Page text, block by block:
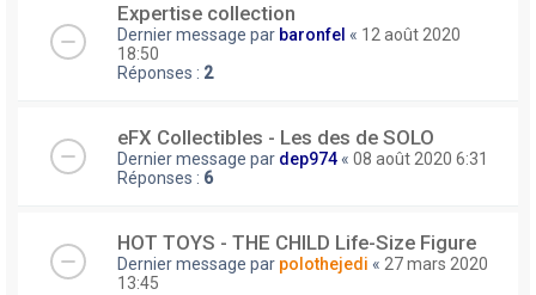
Expertise collection
Dernier message par baronfel « 12 août 2020
18:50
Réponses : 2
eFX Collectibles - Les des de SOLO
Dernier message par dep974 « 08 août 2020 6:31
Réponses : 6
HOT TOYS - THE CHILD Life-Size Figure
Dernier message par polothejedi « 27 mars 2020
13:45